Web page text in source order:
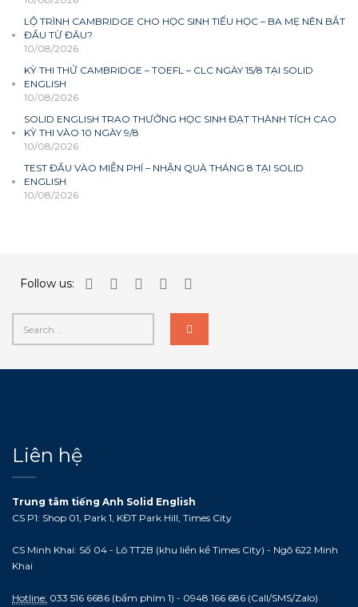
LỘ TRÌNH CAMBRIDGE CHO HỌC SINH TIỂU HỌC – BA MẸ NÊN BẮT
ĐẦU TỪ ĐÂU?
10/08/2026
KỲ THI THỬ CAMBRIDGE – TOEFL – CLC NGÀY 15/8 TẠI SOLID
ENGLISH
10/08/2026
SOLID ENGLISH TRAO THƯỞNG HỌC SINH ĐẠT THÀNH TÍCH CAO
KỲ THI VÀO 10 NGÀY 9/8
10/08/2026
TEST ĐẦU VÀO MIỄN PHÍ – NHẬN QUÀ THÁNG 8 TẠI SOLID
ENGLISH
10/08/2026
Follow us:
Liên hệ
Trung tâm tiếng Anh Solid English
CS P1: Shop 01, Park 1, KĐT Park Hill, Times City
CS Minh Khai: Số 04 - Lô TT2B (khu liền kề Times City) - Ngõ 622 Minh
Khai
Hotline: 033 516 6686 (bấm phím 1) - 0948 166 686 (Call/SMS/Zalo)